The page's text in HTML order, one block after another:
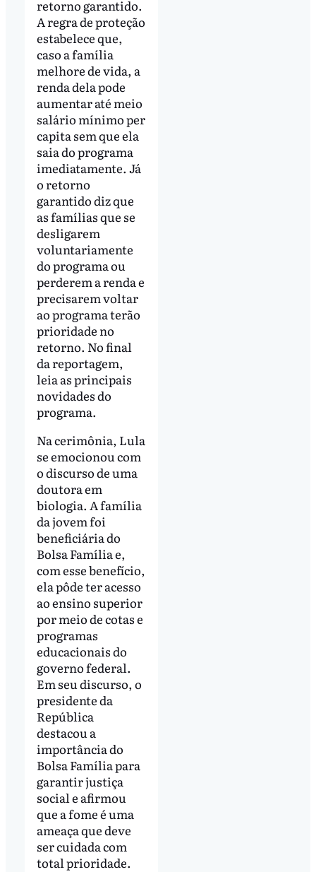
retorno garantido.
A regra de proteção
estabelece que,
caso a família
melhore de vida, a
renda dela pode
aumentar até meio
salário mínimo per
capita sem que ela
saia do programa
imediatamente. Já
o retorno
garantido diz que
as famílias que se
desligarem
voluntariamente
do programa ou
perderem a renda e
precisarem voltar
ao programa terão
prioridade no
retorno. No final
da reportagem,
leia as principais
novidades do
programa.
Na cerimônia, Lula
se emocionou com
o discurso de uma
doutora em
biologia. A família
da jovem foi
beneficiária do
Bolsa Família e,
com esse benefício,
ela pôde ter acesso
ao ensino superior
por meio de cotas e
programas
educacionais do
governo federal.
Em seu discurso, o
presidente da
República
destacou a
importância do
Bolsa Família para
garantir justiça
social e afirmou
que a fome é uma
ameaça que deve
ser cuidada com
total prioridade.